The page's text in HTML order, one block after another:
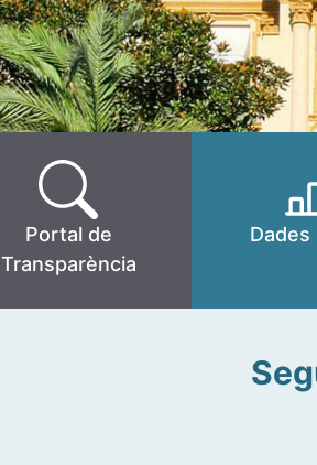
Portal de
Transparència
Dades